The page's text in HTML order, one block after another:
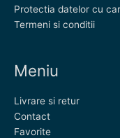
Protectia datelor cu
Termeni si conditii
Meniu
Livrare si retur
Contact
Favorite